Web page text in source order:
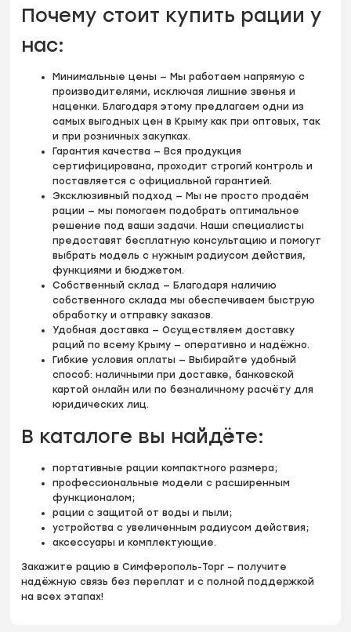
Почему стоит купить рации у
нас:
Минимальные цены — Мы работаем напрямую с
производителями, исключая лишние звенья и
наценки. Благодаря этому предлагаем одни из
самых выгодных цен в Крыму как при оптовых, так
и при розничных закупках.
Гарантия качества — Вся продукция
сертифицирована, проходит строгий контроль и
поставляется с официальной гарантией.
Эксклюзивный подход — Мы не просто продаём
рации — мы помогаем подобрать оптимальное
решение под ваши задачи. Наши специалисты
предоставят бесплатную консультацию и помогут
выбрать модель с нужным радиусом действия,
функциями и бюджетом.
Собственный склад — Благодаря наличию
собственного склада мы обеспечиваем быструю
обработку и отправку заказов.
Удобная доставка — Осуществляем доставку
раций по всему Крыму — оперативно и надёжно.
Гибкие условия оплаты — Выбирайте удобный
способ: наличными при доставке, банковской
картой онлайн или по безналичному расчёту для
юридических лиц.
В каталоге вы найдёте:
портативные рации компактного размера;
профессиональные модели с расширенным
функционалом;
рации с защитой от воды и пыли;
устройства с увеличенным радиусом действия;
аксессуары и комплектующие.
Закажите рацию в Симферополь-Торг — получите
надёжную связь без переплат и с полной поддержкой
на всех этапах!